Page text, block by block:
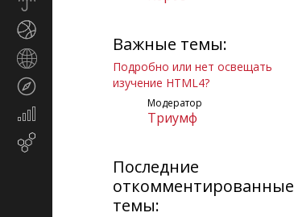
маркетинг
Важные темы:
Подробно или нет освещать
изучение HTML4?
Модератор
Триумф
Последние
откомментированные
темы: